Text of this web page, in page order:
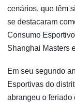
cenários, que têm
se destacaram
Consumo
Shanghai Masters
Em seu segundo
Esportivas do
abrangeu o